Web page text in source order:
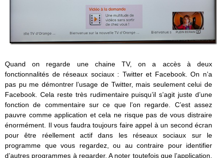
Quand on regarde une chaine TV, on a accès à deux
fonctionnalités de réseaux sociaux : Twitter et Facebook. On n’a
pas pu me démontrer l’usage de Twitter, mais seulement celui de
Facebook. Cela reste très rudimentaire puisqu’il s’agit juste d’une
fonction de commentaire sur ce que l’on regarde. C’est assez
pauvre comme application et cela ne risque pas de vous distraire
énormément. Il vous faudra toujours faire appel à un second écran
pour être réellement actif dans les réseaux sociaux sur le
programme que vous regardez, ou au contraire pour identifier
d’autres programmes à regarder. A noter toutefois que l’application,